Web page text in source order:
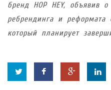
бренд HOP HEY, объявив
ребрендинга и реформата
который планирует